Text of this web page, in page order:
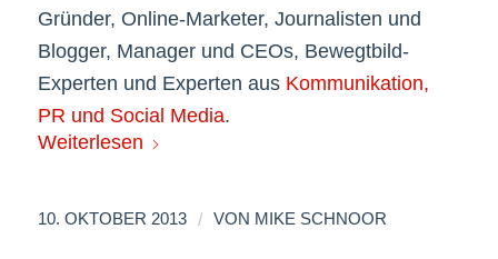
Gründer, Online-Marketer, Journalisten und
Blogger, Manager und CEOs, Bewegtbild-
Experten und Experten aus Kommunikation,
PR und Social Media.
Weiterlesen
10. OKTOBER 2013 / VON MIKE SCHNOOR